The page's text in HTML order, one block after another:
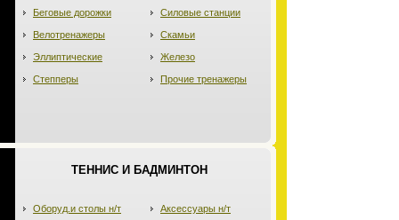
Беговые дорожки
Велотренажеры
Эллиптические
Степперы
Силовые станции
Скамьи
Железо
Прочие тренажеры
ТЕННИС И БАДМИНТОН
Оборуд.и столы н/т Аксессуары н/т